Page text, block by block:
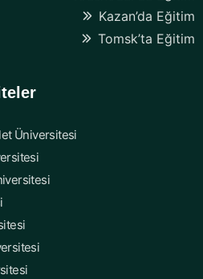
Kazan’da Eğitim
Tomsk’ta Eğitim
Üniversitesi